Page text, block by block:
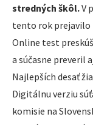
stredných škôl.V
tento rok prejavilo
Online test
a súčasne preveril
Najlepších desať
Digitálnu verziu
komisie na